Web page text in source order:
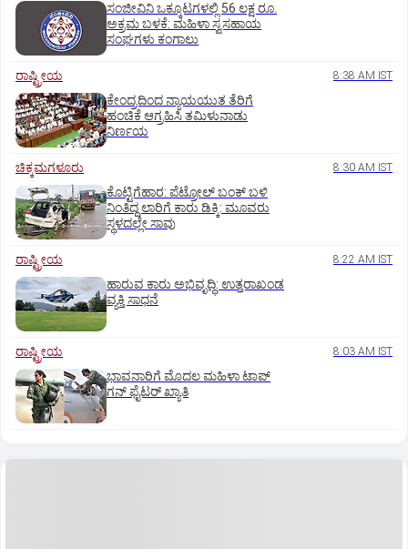
ಸಂಜೀವಿನಿ ಒಕ್ಕೂಟಗಳಲ್ಲಿ 56 ಲಕ್ಷ ರೂ.
ಅಕ್ರಮ ಬಳಕೆ: ಮಹಿಳಾ ಸ್ವಸಹಾಯ
ಸಂಘಗಳು ಕಂಗಾಲು
ರಾಷ್ಟ್ರೀಯ 8:38 AM IST
ಕೇಂದ್ರದಿಂದ ನ್ಯಾಯಯುತ ತೆರಿಗೆ
ಹಂಚಿಕೆ ಆಗ್ರಹಿಸಿ ತಮಿಳುನಾಡು
ನಿರ್ಣಯ
ಚಿಕ್ಕಮಗಳೂರು 8:30 AM IST
ಕೊಟ್ಟಿಗೆಹಾರ: ಪೆಟ್ರೋಲ್ ಬಂಕ್ ಬಳಿ
ನಿಂತಿದ್ದ ಲಾರಿಗೆ ಕಾರು ಡಿಕ್ಕಿ: ಮೂವರು
ಸ್ಥಳದಲ್ಲೇ ಸಾವು
ರಾಷ್ಟ್ರೀಯ 8:22 AM IST
ಹಾರುವ ಕಾರು ಅಭಿವೃದ್ಧಿ: ಉತ್ತರಾಖಂಡ
ವ್ಯಕ್ತಿ ಸಾಧನೆ
ರಾಷ್ಟ್ರೀಯ 8:03 AM IST
ಭಾವನಾರಿಗೆ ಮೊದಲ ಮಹಿಳಾ ಟಾಪ್‌
ಗನ್‌ ಫೈಟರ್‌ ಖ್ಯಾತಿ